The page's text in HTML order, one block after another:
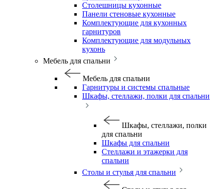
Столешницы кухонные
Панели стеновые кухонные
Комплектующие для кухонных
гарнитуров
Комплектующие для модульных
кухонь
Мебель для спальни
Мебель для спальни
Гарнитуры и системы спальные
Шкафы, стеллажи, полки для спальни
Шкафы, стеллажи, полки
для спальни
Шкафы для спальни
Стеллажи и этажерки для
спальни
Столы и стулья для спальни